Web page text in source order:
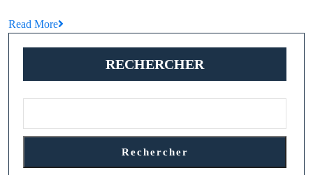
Non
Précieuses
Découverte
Read More
RECHERCHER
Rechercher